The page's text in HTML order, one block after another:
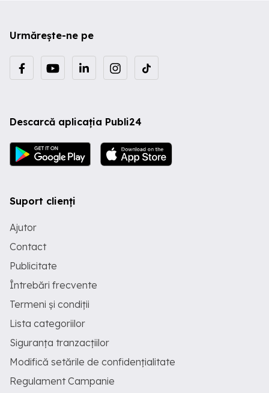
Urmărește-ne pe
Descarcă aplicația Publi24
Suport clienți
Ajutor
Contact
Publicitate
Întrebări frecvente
Termeni și condiții
Lista categoriilor
Siguranța tranzacțiilor
Modifică setările de confidențialitate
Regulament Campanie